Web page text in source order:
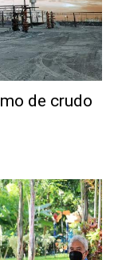
de crudo